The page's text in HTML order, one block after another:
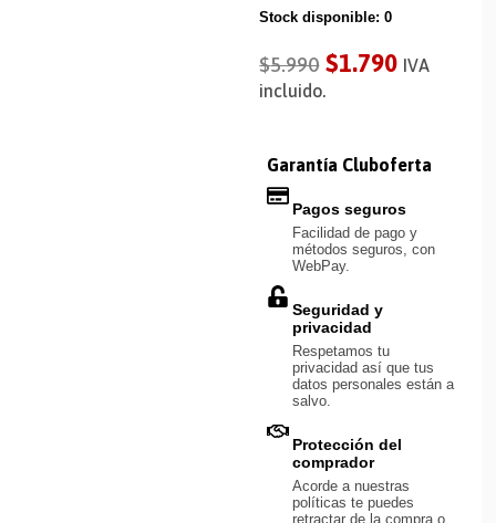
Stock disponible: 0
$5.990 $1.790 IVA
incluido.
Garantía Cluboferta
Pagos seguros
Facilidad de pago y
métodos seguros, con
WebPay.
Seguridad y
privacidad
Respetamos tu
privacidad así que tus
datos personales están a
salvo.
Protección del
comprador
Acorde a nuestras
políticas te puedes
retractar de la compra o